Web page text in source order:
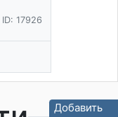
ID: 17926
Добавить